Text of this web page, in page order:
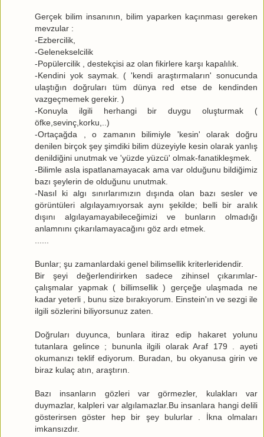
Gerçek bilim insanının, bilim yaparken kaçınması gereken
mevzular :
-Ezbercilik,
-Gelenekselcilik
-Popülercilik , destekçisi az olan fikirlere karşı kapalılık.
-Kendini yok saymak. ( 'kendi araştırmaların' sonucunda
ulaştığın doğruları tüm dünya red etse de kendinden
vazgeçmemek gerekir. )
-Konuyla ilgili herhangi bir duygu oluşturmak (
öfke,sevinç,korku,..)
-Ortaçağda , o zamanın bilimiyle 'kesin' olarak doğru
denilen birçok şey şimdiki bilim düzeyiyle kesin olarak yanlış
denildiğini unutmak ve 'yüzde yüzcü' olmak-fanatikleşmek.
-Bilimle asla ispatlanamayacak ama var olduğunu bildiğimiz
bazı şeylerin de olduğunu unutmak.
-Nasıl ki algı sınırlarımızın dışında olan bazı sesler ve
görüntüleri algılayamıyorsak aynı şekilde; belli bir aralık
dışını algılayamayabileceğimizi ve bunların olmadığı
anlamnını çıkarılamayacağını göz ardı etmek.
Bunlar; şu zamanlardaki genel bilimsellik kriterleridendir.
Bir şeyi değerlendirirken sadece zihinsel çıkarımlar-
çalışmalar yapmak ( billimsellik ) gerçeğe ulaşmada ne
kadar yeterli , bunu size bırakıyorum. Einstein'ın ve sezgi ile
ilgili sözlerini biliyorsunuz zaten.
Doğruları duyunca, bunlara itiraz edip hakaret yolunu
tutanlara gelince ; bununla ilgili olarak Araf 179 . ayeti
okumanızı teklif ediyorum. Buradan, bu okyanusa girin ve
biraz kulaç atın, araştırın.
Bazı insanların gözleri var görmezler, kulakları var
duymazlar, kalpleri var algılamazlar.Bu insanlara hangi delili
gösterirsen göster hep bir şey bulurlar . İkna olmaları
imkansızdır.